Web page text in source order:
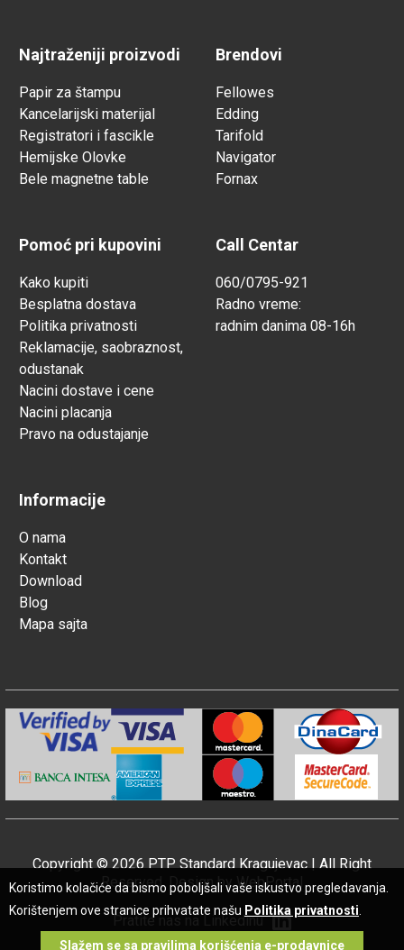
Najtraženiji proizvodi
Papir za štampu
Kancelarijski materijal
Registratori i fascikle
Hemijske Olovke
Bele magnetne table
Brendovi
Fellowes
Edding
Tarifold
Navigator
Fornax
Pomoć pri kupovini
Kako kupiti
Besplatna dostava
Politika privatnosti
Reklamacije, saobraznost,
odustanak
Nacini dostave i cene
Nacini placanja
Pravo na odustajanje
Call Centar
060/0795-921
Radno vreme:
radnim danima 08-16h
Informacije
O nama
Kontakt
Download
Blog
Mapa sajta
Copyright © 2026 PTP Standard Kragujevac | All Right
Reserved. Design byWebPortal
Pratite nas na Linkedinu
Koristimo kolačiće da bismo poboljšali vaše iskustvo pregledavanja.
Korištenjem ove stranice prihvatate našu Politika privatnosti
Slažem se sa pravilima korišćenja e-prodavnice